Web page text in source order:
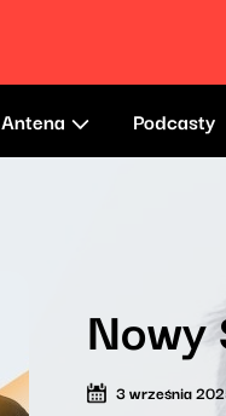
Antena Podcasty
3 września